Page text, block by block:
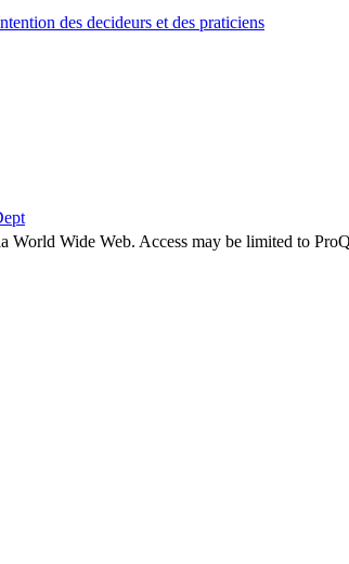
des decideurs et des praticiens
Wide Web. Access may be limited to